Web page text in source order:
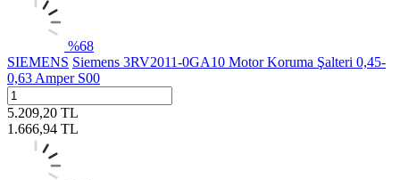
%68
SIEMENS Siemens 3RV2011-0GA10 Motor Koruma Şalteri 0,45-
0,63 Amper S00
5.209,20 TL
1.666,94 TL